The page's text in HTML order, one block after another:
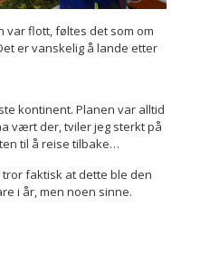
var flott, føltes det som om
er vanskelig å lande etter
kontinent. Planen var alltid
vært der, tviler jeg sterkt på
til å reise tilbake…
faktisk at dette ble den
i år, men noen sinne.